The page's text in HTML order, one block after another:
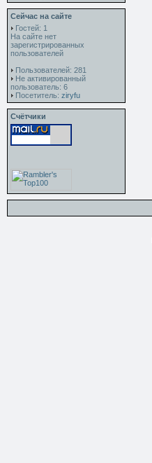
Сейчас на сайте
Гостей: 1
На сайте нет
зарегистрированных
пользователей
Пользователей: 281
Не активированный
пользователь: 6
Посетитель: ziryfu
Счётчики